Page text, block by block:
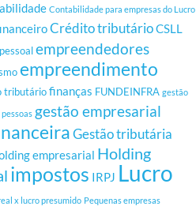
Contabilidade para empresas do Lucro
Crédito tributárioCSLL
empreendedores
empreendimento
tributáriofinanças FUNDEINFRA gestão
gestão empresarial
Gestão tributária
empresarial Holding
impostos IRPJ Lucro
x lucro presumido Pequenas empresas